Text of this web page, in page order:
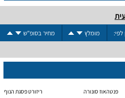
לפי: מומלץ מחיר בסופ"ש
פנטהאוז סונורה ריזורט פסגת הנוף